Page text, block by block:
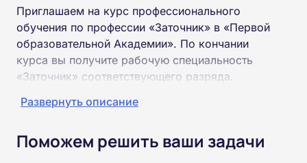
Приглашаем на курс профессионального
обучения по профессии «Заточник» в «Первой
образовательной Академии». По кончании
курса вы получите рабочую специальность
«Заточник» соответствующего разряда.
Пройти обучение и получить удостоверение
образования (9 или 11 классов).
Развернуть описание
Поможем решить ваши задачи